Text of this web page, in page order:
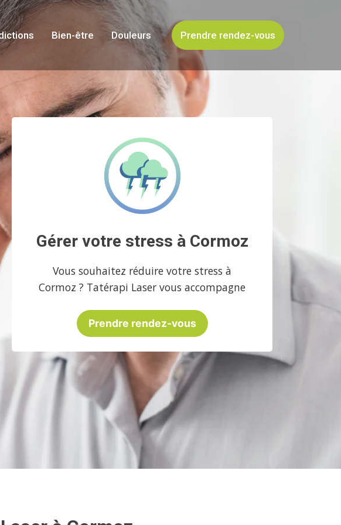
Bien-être Douleurs Prendre rendez-vous
Gérer votre stress à Cormoz
Vous souhaitez réduire votre stress à
Cormoz ? Tatérapi Laser vous accompagne
Prendre rendez-vous